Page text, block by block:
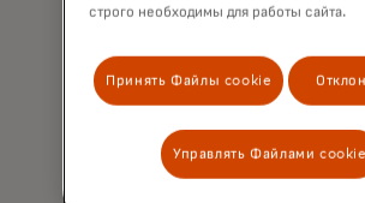
строго необходимы для работы сайта.
Принять Файлы cookie
Управлять Файлами cookie